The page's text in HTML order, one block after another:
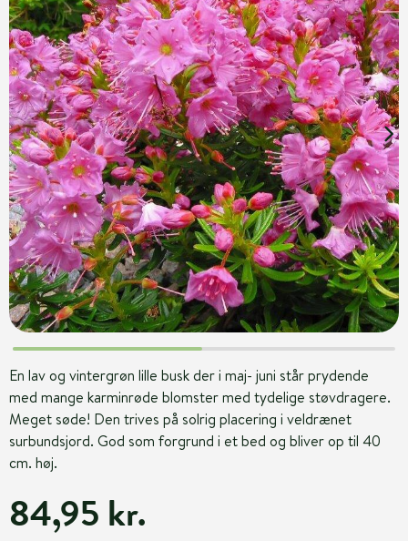
En lav og vintergrøn lille busk der i maj- juni står prydende
med mange karminrøde blomster med tydelige støvdragere.
Meget søde! Den trives på solrig placering i veldrænet
surbundsjord. God som forgrund i et bed og bliver op til 40
cm. høj.
84,95 kr.